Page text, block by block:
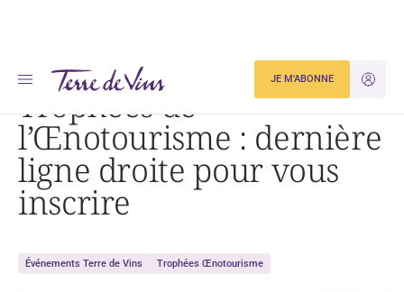
JE
JE M'ABONNE
Accueil Trophées de l’Œnotourisme : dernière ligne droite pour vous inscrire
Trophées de
l’Œnotourisme : dernière
ligne droite pour vous
inscrire
Événements Terre de Vins Trophées Œnotourisme